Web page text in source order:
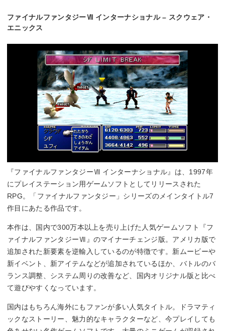
ファイナルファンタジーⅦ インターナショナル – スクウェア・
エニックス
『ファイナルファンタジーⅦ インターナショナル』は、1997年
にプレイステーション用ゲームソフトとしてリリースされた
RPG。「ファイナルファンタジー」シリーズのメインタイトル7
作目にあたる作品です。
本作は、国内で300万本以上を売り上げた人気ゲームソフト『フ
ァイナルファンタジーⅦ』のマイナーチェンジ版。アメリカ版で
追加された新要素を逆輸入しているのが特徴です。新ムービーや
新イベント、新アイテムなどが追加されているほか、バトルのバ
ランス調整、システム周りの改善など、国内オリジナル版と比べ
て遊びやすくなっています。
国内はもちろん海外にもファンが多い人気タイトル。ドラマティ
ックなストーリー、魅力的なキャラクターなど、今プレイしても